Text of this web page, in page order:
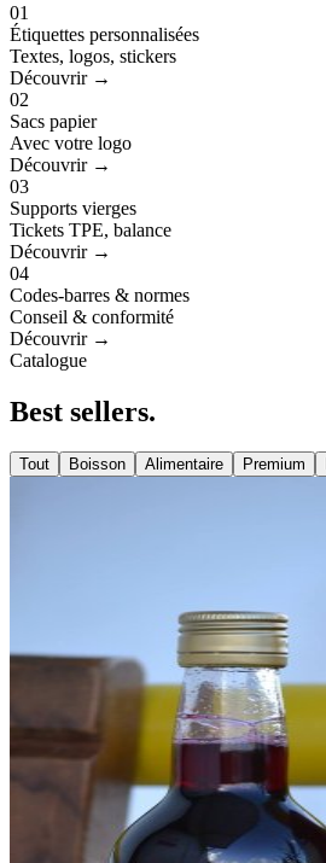
01
Étiquettes personnalisées
Textes, logos, stickers
Découvrir →
02
Sacs papier
Avec votre logo
Découvrir →
03
Supports vierges
Tickets TPE, balance
Découvrir →
04
Codes-barres & normes
Conseil & conformité
Découvrir →
Catalogue
Best sellers.
Tout Boisson Alimentaire Premium